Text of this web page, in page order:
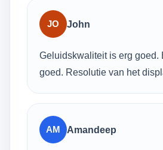
JO John
Geluidskwaliteit is erg goed.
goed. Resolutie van het
AM Amandeep